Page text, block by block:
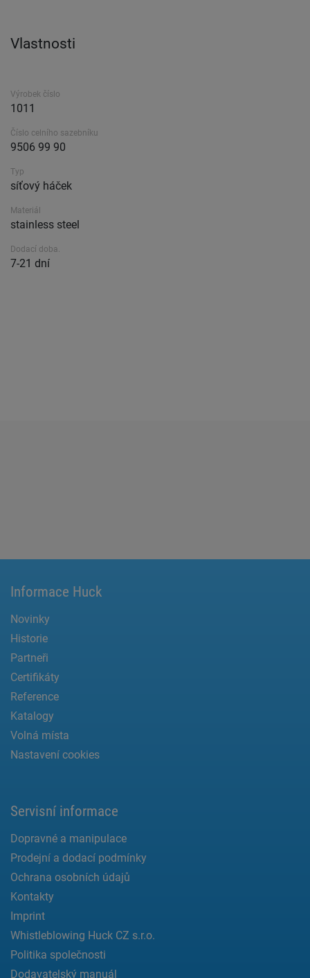
Vlastnosti
Výrobek číslo
1011
Číslo celního sazebníku
9506 99 90
Typ
síťový háček
Materiál
stainless steel
Dodací doba.
7-21 dní
Informace Huck
Novinky
Historie
Partneři
Certifikáty
Reference
Katalogy
Volná místa
Nastavení cookies
Servisní informace
Dopravné a manipulace
Prodejní a dodací podmínky
Ochrana osobních údajů
Kontakty
Imprint
Whistleblowing Huck CZ s.r.o.
Politika společnosti
Dodavatelský manuál